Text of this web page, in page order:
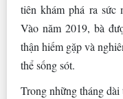
tiên khám phá ra sức
Vào năm 2019, bà
thận hiếm gặp và
thể sống sót.
Trong những tháng